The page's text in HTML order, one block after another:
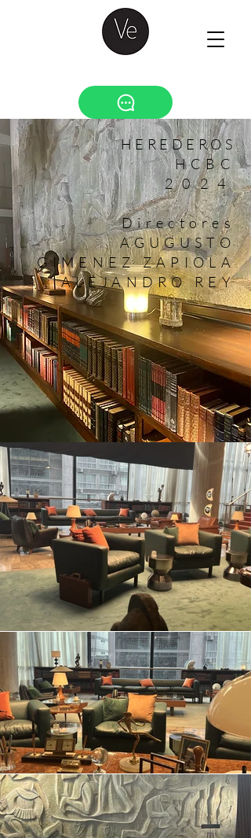
HEREDEROS
HCBC
2024
Directores
AGUGUSTO
GIMENEZ ZAPIOLA
ALEJANDRO REY